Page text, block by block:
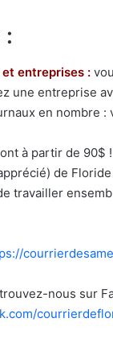
:
entreprises :
une entreprise
en nombre
à partir de 90$
de
travailler
nous sur